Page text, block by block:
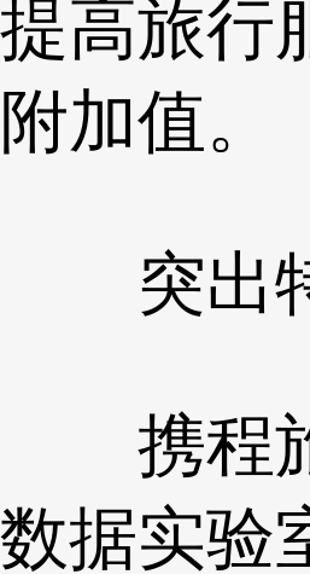
提高旅行
附加值。
突出
携程
数据实验